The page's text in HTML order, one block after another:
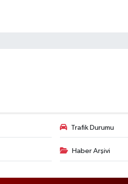
Trafik Durumu
Haber Arşivi